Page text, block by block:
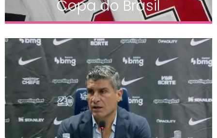
Copa do Brasil